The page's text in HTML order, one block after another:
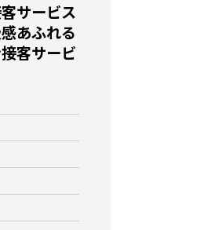
サービス
あふれる
客サービ